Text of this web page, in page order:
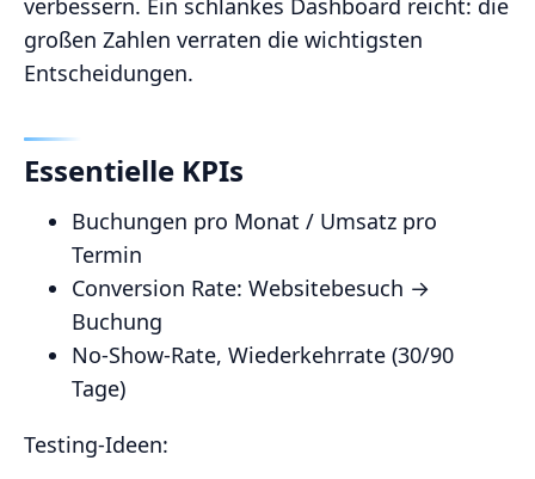
großen Zahlen verraten die wichtigsten
Entscheidungen.
Essentielle KPIs
Buchungen pro Monat / Umsatz pro
Termin
Conversion Rate: Websitebesuch →
Buchung
No‑Show‑Rate, Wiederkehrrate (30/90
Tage)
Testing‑Ideen: